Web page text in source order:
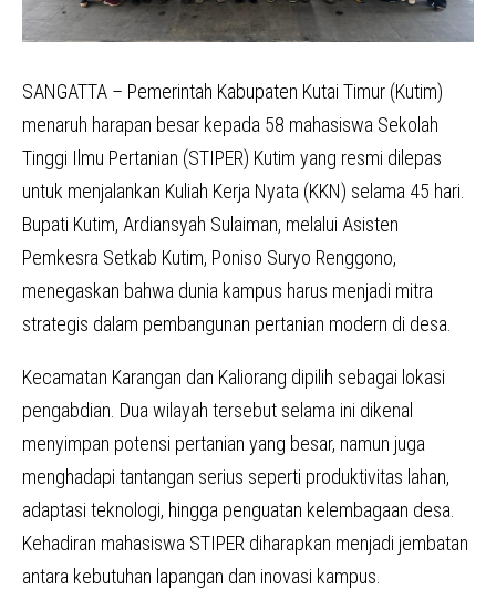
SANGATTA – Pemerintah Kabupaten Kutai Timur (Kutim)
menaruh harapan besar kepada 58 mahasiswa Sekolah
Tinggi Ilmu Pertanian (STIPER) Kutim yang resmi dilepas
untuk menjalankan Kuliah Kerja Nyata (KKN) selama 45 hari.
Bupati Kutim, Ardiansyah Sulaiman, melalui Asisten
Pemkesra Setkab Kutim, Poniso Suryo Renggono,
menegaskan bahwa dunia kampus harus menjadi mitra
strategis dalam pembangunan pertanian modern di desa.
Kecamatan Karangan dan Kaliorang dipilih sebagai lokasi
pengabdian. Dua wilayah tersebut selama ini dikenal
menyimpan potensi pertanian yang besar, namun juga
menghadapi tantangan serius seperti produktivitas lahan,
adaptasi teknologi, hingga penguatan kelembagaan desa.
Kehadiran mahasiswa STIPER diharapkan menjadi jembatan
antara kebutuhan lapangan dan inovasi kampus.